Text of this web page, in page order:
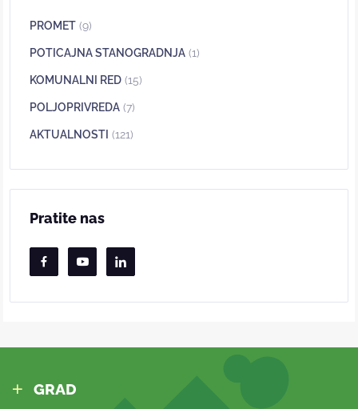
PROMET (9)
POTICAJNA STANOGRADNJA (1)
KOMUNALNI RED (15)
POLJOPRIVREDA (7)
AKTUALNOSTI (121)
Pratite nas
GRAD